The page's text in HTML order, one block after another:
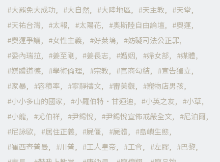
大罷免大成功
大自然 大陸地區 天主教
天堂
天祐台灣
太報 太陽花 奧斯陸自由論壇
奧運
奧運爭議
女性主義 好萊塢
妨礙司法公正罪
委內瑞拉
姜至剛 姜長志 婚姻 婦女部
媒體
媒體道德
學術倫理 宗教 官商勾結
宣告獨立
家暴
容積率 寧靜禱文 審美觀
寵物店男孩
小小多山的國家
小羅伯特·甘迺迪 小英之友
小草
小龍
尤伯祥 尹錫悅 尹錫悅宣佈戒嚴全文
尼泊爾
尼詠歐
居住正義 屍僵 屍體
島嶼生態
崔西查普曼
川普 工人皇帝 工會 左膠
巴黎